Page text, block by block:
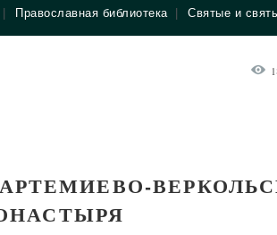
Православная библиотека Святые и